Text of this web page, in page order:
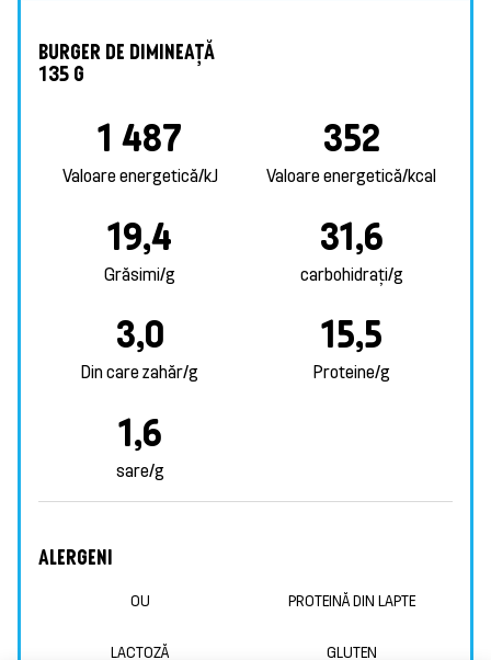
BURGER DE DIMINEAȚĂ
135 G
1 487
Valoare energetică/kJ
352
Valoare energetică/kcal
19,4
Grăsimi/g
31,6
carbohidrați/g
3,0
Din care zahăr/g
15,5
Proteine/g
1,6
sare/g
ALERGENI
OU PROTEINĂ DIN LAPTE
LACTOZĂ GLUTEN